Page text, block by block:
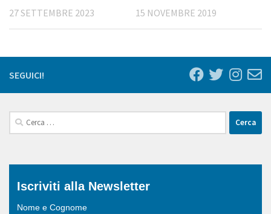
27 SETTEMBRE 2023 15 NOVEMBRE 2019
SEGUICI!
Ricerca
per:
Iscriviti alla Newsletter
Nome e Cognome